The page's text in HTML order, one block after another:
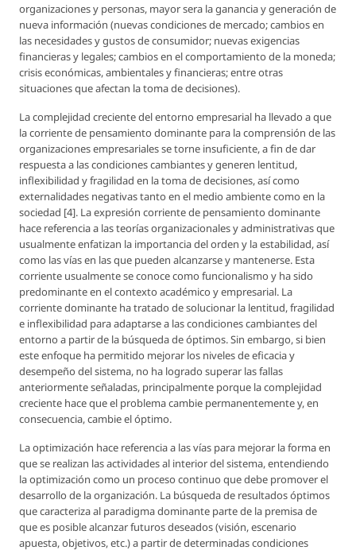
organizaciones y personas, mayor sera la ganancia y generación de
nueva información (nuevas condiciones de mercado; cambios en
las necesidades y gustos de consumidor; nuevas exigencias
financieras y legales; cambios en el comportamiento de la moneda;
crisis económicas, ambientales y financieras; entre otras
situaciones que afectan la toma de decisiones).
La complejidad creciente del entorno empresarial ha llevado a que
la corriente de pensamiento dominante para la comprensión de las
organizaciones empresariales se torne insuficiente, a fin de dar
respuesta a las condiciones cambiantes y generen lentitud,
inflexibilidad y fragilidad en la toma de decisiones, así como
externalidades negativas tanto en el medio ambiente como en la
sociedad [4]. La expresión corriente de pensamiento dominante
hace referencia a las teorías organizacionales y administrativas que
usualmente enfatizan la importancia del orden y la estabilidad, así
como las vías en las que pueden alcanzarse y mantenerse. Esta
corriente usualmente se conoce como funcionalismo y ha sido
predominante en el contexto académico y empresarial. La
corriente dominante ha tratado de solucionar la lentitud, fragilidad
e inflexibilidad para adaptarse a las condiciones cambiantes del
entorno a partir de la búsqueda de óptimos. Sin embargo, si bien
este enfoque ha permitido mejorar los niveles de eficacia y
desempeño del sistema, no ha logrado superar las fallas
anteriormente señaladas, principalmente porque la complejidad
creciente hace que el problema cambie permanentemente y, en
consecuencia, cambie el óptimo.
La optimización hace referencia a las vías para mejorar la forma en
que se realizan las actividades al interior del sistema, entendiendo
la optimización como un proceso continuo que debe promover el
desarrollo de la organización. La búsqueda de resultados óptimos
que caracteriza al paradigma dominante parte de la premisa de
que es posible alcanzar futuros deseados (visión, escenario
apuesta, objetivos, etc.) a partir de determinadas condiciones